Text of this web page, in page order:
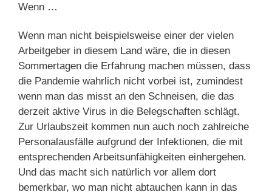
Wenn …
Wenn man nicht beispielsweise einer der vielen
Arbeitgeber in diesem Land wäre, die in diesen
Sommertagen die Erfahrung machen müssen, dass
die Pandemie wahrlich nicht vorbei ist, zumindest
wenn man das misst an den Schneisen, die das
derzeit aktive Virus in die Belegschaften schlägt.
Zur Urlaubszeit kommen nun auch noch zahlreiche
Personalausfälle aufgrund der Infektionen, die mit
entsprechenden Arbeitsunfähigkeiten einhergehen.
Und das macht sich natürlich vor allem dort
bemerkbar, wo man nicht abtauchen kann in das